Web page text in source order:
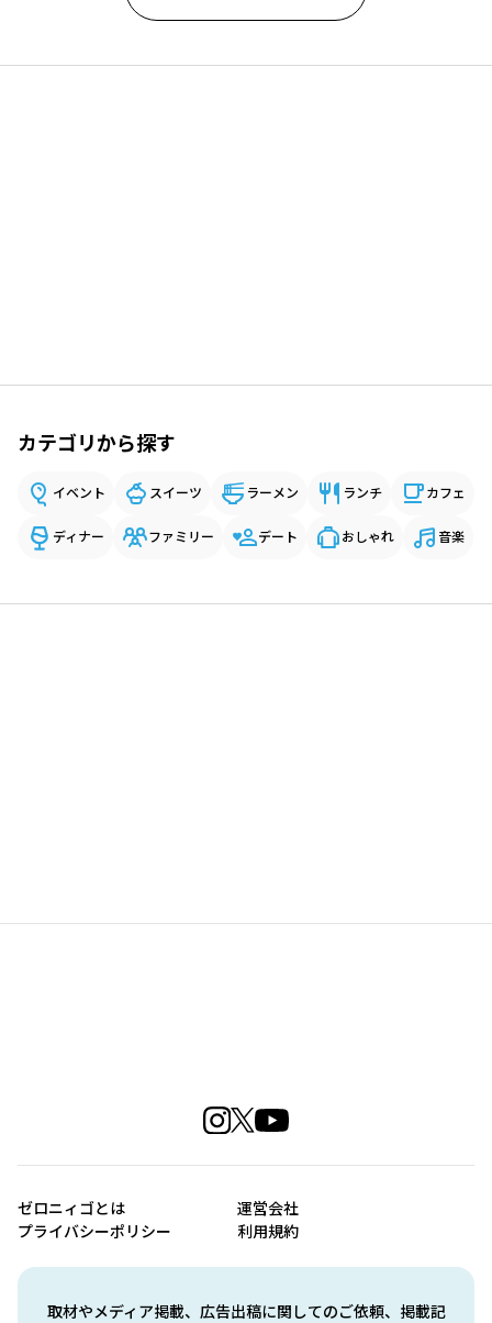
カテゴリから探す
イベント スイーツ ラーメン ランチ カフェ
ディナー ファミリー デート おしゃれ 音楽
取材やメディア掲載、広告出稿に関してのご依頼、掲載記
ゼロニィゴとは
運営会社
プライバシーポリシー
利用規約